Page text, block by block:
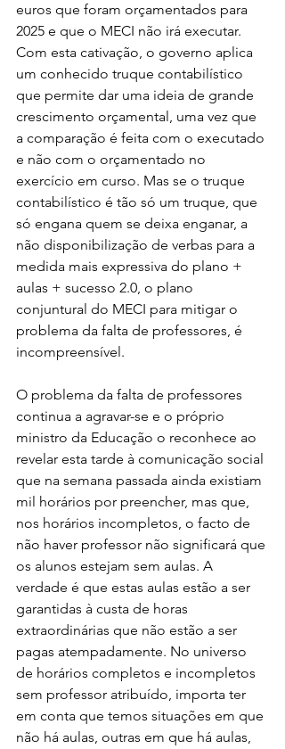
euros que foram orçamentados para
2025 e que o MECI não irá executar.
Com esta cativação, o governo aplica
um conhecido truque contabilístico
que permite dar uma ideia de grande
crescimento orçamental, uma vez que
a comparação é feita com o executado
e não com o orçamentado no
exercício em curso. Mas se o truque
contabilístico é tão só um truque, que
só engana quem se deixa enganar, a
não disponibilização de verbas para a
medida mais expressiva do plano +
aulas + sucesso 2.0, o plano
conjuntural do MECI para mitigar o
problema da falta de professores, é
incompreensível.
O problema da falta de professores
continua a agravar-se e o próprio
ministro da Educação o reconhece ao
revelar esta tarde à comunicação social
que na semana passada ainda existiam
mil horários por preencher, mas que,
nos horários incompletos, o facto de
não haver professor não significará que
os alunos estejam sem aulas. A
verdade é que estas aulas estão a ser
garantidas à custa de horas
extraordinárias que não estão a ser
pagas atempadamente. No universo
de horários completos e incompletos
sem professor atribuído, importa ter
em conta que temos situações em que
não há aulas, outras em que há aulas,